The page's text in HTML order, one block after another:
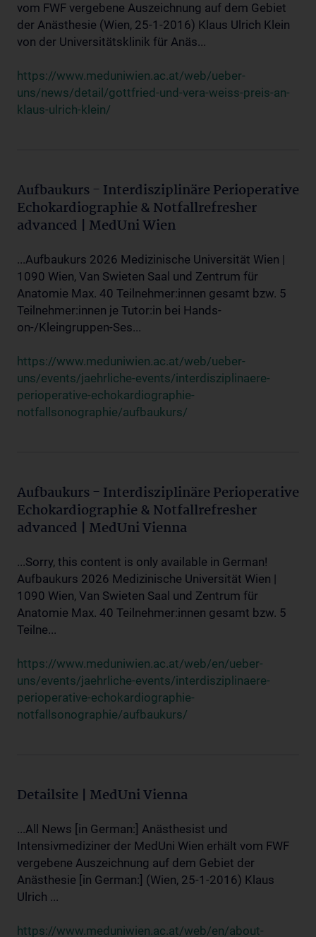
vom FWF vergebene Auszeichnung auf dem Gebiet
der Anästhesie (Wien, 25-1-2016) Klaus Ulrich Klein
von der Universitätsklinik für Anäs...
https://www.meduniwien.ac.at/web/ueber-
uns/news/detail/gottfried-und-vera-weiss-preis-an-
klaus-ulrich-klein/
Aufbaukurs - Interdisziplinäre Perioperative
Echokardiographie & Notfallrefresher
advanced | MedUni Wien
...Aufbaukurs 2026 Medizinische Universität Wien |
1090 Wien, Van Swieten Saal und Zentrum für
Anatomie Max. 40 Teilnehmer:innen gesamt bzw. 5
Teilnehmer:innen je Tutor:in bei Hands-
on-/Kleingruppen-Ses...
https://www.meduniwien.ac.at/web/ueber-
uns/events/jaehrliche-events/interdisziplinaere-
perioperative-echokardiographie-
notfallsonographie/aufbaukurs/
Aufbaukurs - Interdisziplinäre Perioperative
Echokardiographie & Notfallrefresher
advanced | MedUni Vienna
...Sorry, this content is only available in German!
Aufbaukurs 2026 Medizinische Universität Wien |
1090 Wien, Van Swieten Saal und Zentrum für
Anatomie Max. 40 Teilnehmer:innen gesamt bzw. 5
Teilne...
https://www.meduniwien.ac.at/web/en/ueber-
uns/events/jaehrliche-events/interdisziplinaere-
perioperative-echokardiographie-
notfallsonographie/aufbaukurs/
Detailsite | MedUni Vienna
...All News [in German:] Anästhesist und
Intensivmediziner der MedUni Wien erhält vom FWF
vergebene Auszeichnung auf dem Gebiet der
Anästhesie [in German:] (Wien, 25-1-2016) Klaus
Ulrich ...
https://www.meduniwien.ac.at/web/en/about-